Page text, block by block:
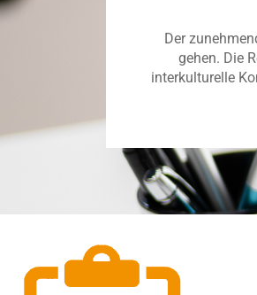
Der
gehen. Die
interkulturelle